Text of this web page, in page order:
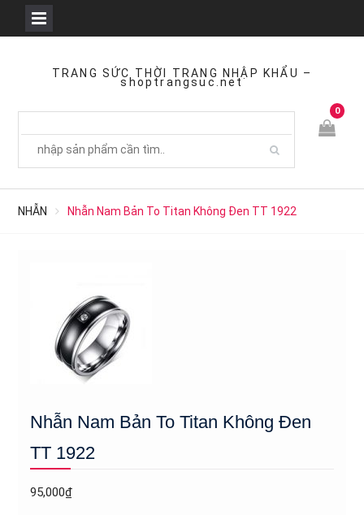
TRANG SỨC THỜI TRANG NHẬP KHẨU –
shoptrangsuc.net
0
NHẪN Nhẫn Nam Bản To Titan Không Đen TT 1922
Nhẫn Nam Bản To Titan Không Đen
TT 1922
95,000₫